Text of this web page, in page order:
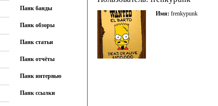
Панк банды
Панк обзоры
Панк статьи
Панк отчёты
Панк интервью
Панк ссылки
Имя: frenkypunk